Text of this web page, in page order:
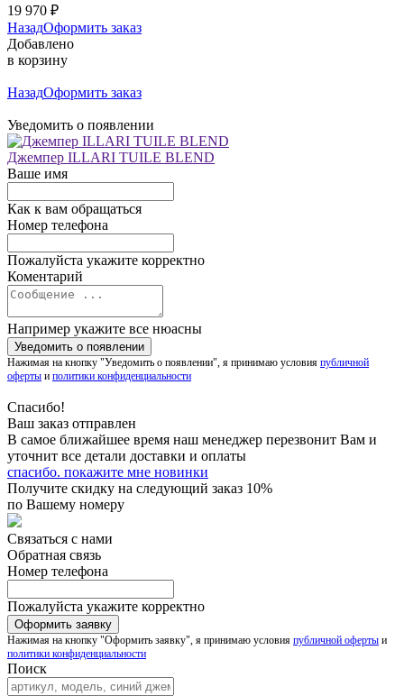
19 970 ₽
НазадОформить заказ
Добавлено
в корзину
НазадОформить заказ
Уведомить о появлении
Джемпер ILLARI TUILE BLEND
Ваше имя
Как к вам обращаться
Номер телефона
Пожалуйста укажите корректно
Коментарий
Например укажите все нюасны
Нажимая на кнопку "Уведомить о появлении", я принимаю условия публичной
оферты и политики конфиденциальности
Спасибо!
Ваш заказ отправлен
В самое ближайшее время наш менеджер перезвонит Вам и
уточнит все детали доставки и оплаты
спасибо. покажите мне новинки
Получите скидку на следующий заказ 10%
по Вашему номеру
Связаться с нами
Обратная связь
Номер телефона
Пожалуйста укажите корректно
Нажимая на кнопку "Оформить заявку", я принимаю условия публичной оферты и
политики конфиденциальности
Поиск